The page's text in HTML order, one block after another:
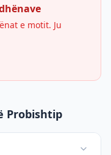
e motit. Ju
Probishtip